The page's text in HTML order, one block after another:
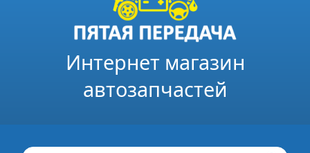
Интернет магазин
автозапчастей